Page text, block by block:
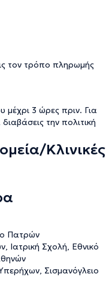
τον τρόπο πληρωμής
3 ώρες πριν. Για
την πολιτική
Κλινικές
Πατρών
Σχολή, Εθνικό
Σισμανόγλειο